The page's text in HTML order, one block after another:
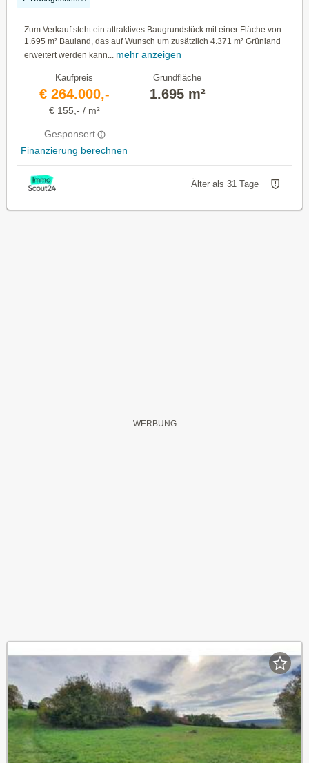
Zum Verkauf steht ein attraktives Baugrundstück mit einer Fläche von
1.695 m² Bauland, das auf Wunsch um zusätzlich 4.371 m² Grünland
erweitert werden kann... mehr anzeigen
Kaufpreis
€ 264.000,-
€ 155,- / m²
Gesponsert
Finanzierung berechnen
Grundfläche
1.695 m²
Älter als 31 Tage